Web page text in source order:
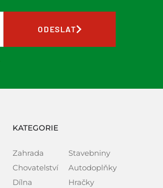
ODESLAT
KATEGORIE
Zahrada
Chovatelství
Dílna
Stavebniny
Autodoplňky
Hračky